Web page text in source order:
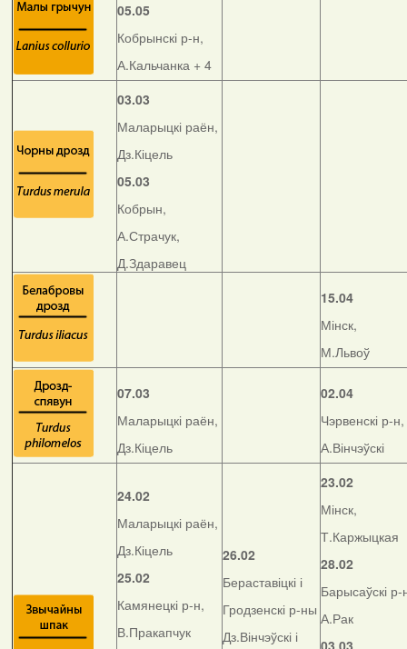
05.05
Кобрынскі р-н,
А.Кальчанка + 4
03.03
Маларыцкі раён,
Дз.Кіцель
05.03
Кобрын,
А.Страчук,
Д.Здаравец
15.04
Мінск,
М.Львоў
07.03
Маларыцкі раён,
Дз.Кіцель
02.04
Чэрвенскі р-н,
А.Вінчэўскі
24.02
Маларыцкі раён,
Дз.Кіцель
25.02
Камянецкі р-н,
В.Пракапчук
26.02
Бераставіцкі і
Гродзенскі р-ны
Дз.Вінчэўскі і
23.02
Мінск,
Т.Каржыцкая
28.02
Барысаўскі р-
А.Рак
03.03